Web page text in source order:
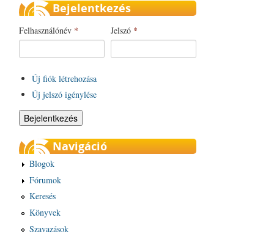
Bejelentkezés
Felhasználónév * Jelszó *
Új fiók létrehozása
Új jelszó igénylése
Navigáció
Blogok
Fórumok
Keresés
Könyvek
Szavazások